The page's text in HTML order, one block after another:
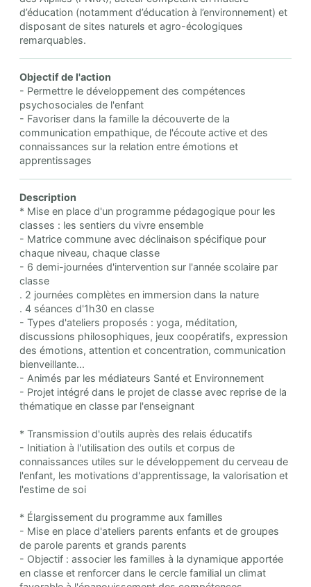
d’éducation (notamment d’éducation à l’environnement) et
disposant de sites naturels et agro-écologiques
remarquables.
Objectif de l'action
- Permettre le développement des compétences
psychosociales de l'enfant
- Favoriser dans la famille la découverte de la
communication empathique, de l'écoute active et des
connaissances sur la relation entre émotions et
apprentissages
Description
* Mise en place d'un programme pédagogique pour les
classes : les sentiers du vivre ensemble
- Matrice commune avec déclinaison spécifique pour
chaque niveau, chaque classe
- 6 demi-journées d'intervention sur l'année scolaire par
classe
. 2 journées complètes en immersion dans la nature
. 4 séances d'1h30 en classe
- Types d'ateliers proposés : yoga, méditation,
discussions philosophiques, jeux coopératifs, expression
des émotions, attention et concentration, communication
bienveillante...
- Animés par les médiateurs Santé et Environnement
- Projet intégré dans le projet de classe avec reprise de la
thématique en classe par l'enseignant
* Transmission d'outils auprès des relais éducatifs
- Initiation à l'utilisation des outils et corpus de
connaissances utiles sur le développement du cerveau de
l'enfant, les motivations d'apprentissage, la valorisation et
l'estime de soi
* Élargissement du programme aux familles
- Mise en place d'ateliers parents enfants et de groupes
de parole parents et grands parents
- Objectif : associer les familles à la dynamique apportée
en classe et renforcer dans le cercle familial un climat